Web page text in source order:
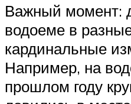
Важный момент:
водоеме в
кардинальные
Например, на
прошлом году